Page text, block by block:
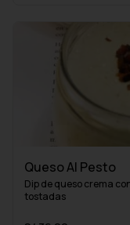
Queso Al Pesto
Dip de queso crema
tostadas